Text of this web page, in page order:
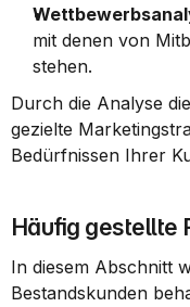
mit denen von
stehen.
Durch die Analyse
gezielte
Bedürfnissen Ihrer
Häufig gestellte
In diesem Abschnitt
Bestandskunden